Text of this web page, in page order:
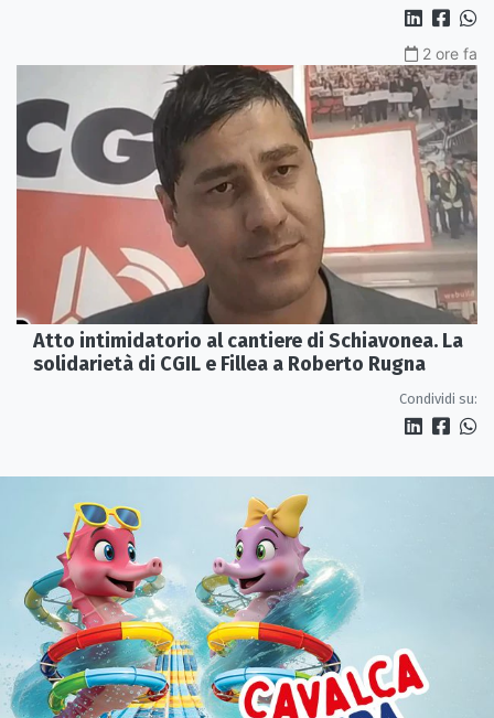
2 ore fa
Atto intimidatorio al cantiere di Schiavonea. La
solidarietà di CGIL e Fillea a Roberto Rugna
Condividi su: